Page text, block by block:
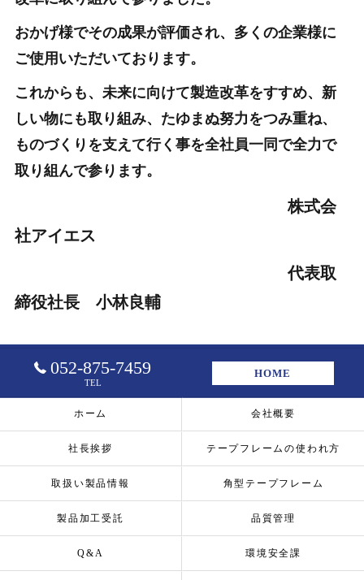
おかげ様でその成果が評価され、多くの企業様に
ご使用いただいております。
これからも、未来に向けて製造改革をすすめ、新
しい物にも取り組み、たゆまぬ努力をつみ重ね、
ものづくりを支えて行く事を全社員一同で全力で
取り組んで参ります。
株式会
社アイエス
代表取
締役社長 小林良輔
052-875-7459
TEL
HOME
ホーム 会社概要
社長挨拶 テープフレームの使われ方
取扱い製品情報 角型テープフレーム
製品加工受託 品質管理
Q&A 環境安全課